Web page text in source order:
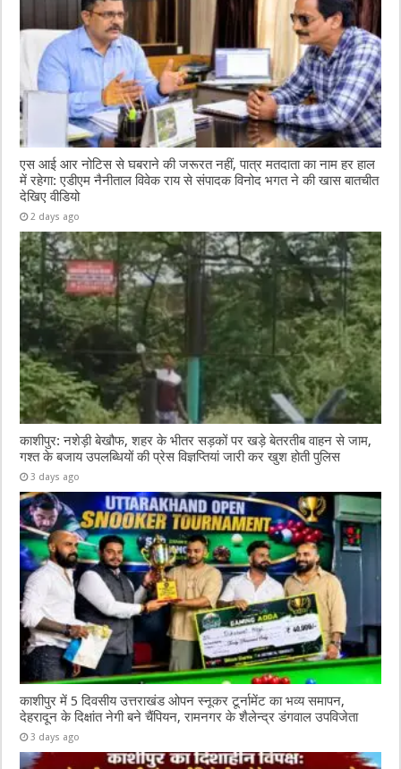
एस आई आर नोटिस से घबराने की जरूरत नहीं, पात्र मतदाता का नाम हर हाल
में रहेगा: एडीएम नैनीताल विवेक राय से संपादक विनोद भगत ने की खास बातचीत
देखिए वीडियो
2 days ago
काशीपुर: नशेड़ी बेखौफ, शहर के भीतर सड़कों पर खड़े बेतरतीब वाहन से जाम,
गश्त के बजाय उपलब्धियों की प्रेस विज्ञप्तियां जारी कर खुश होती पुलिस
3 days ago
काशीपुर में 5 दिवसीय उत्तराखंड ओपन स्नूकर टूर्नामेंट का भव्य समापन,
देहरादून के दिक्षांत नेगी बने चैंपियन, रामनगर के शैलेन्द्र डंगवाल उपविजेता
3 days ago